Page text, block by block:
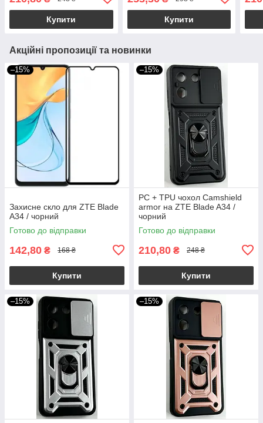
Купити Купити
Акційні пропозиції та новинки
–15%
Захисне скло для ZTE Blade
A34 / чорний
Готово до відправки
142,80 ₴ 168 ₴
Купити
–15%
PC + TPU чохол Camshield
armor на ZTE Blade A34 /
чорний
Готово до відправки
210,80 ₴ 248 ₴
Купити
–15% –15%